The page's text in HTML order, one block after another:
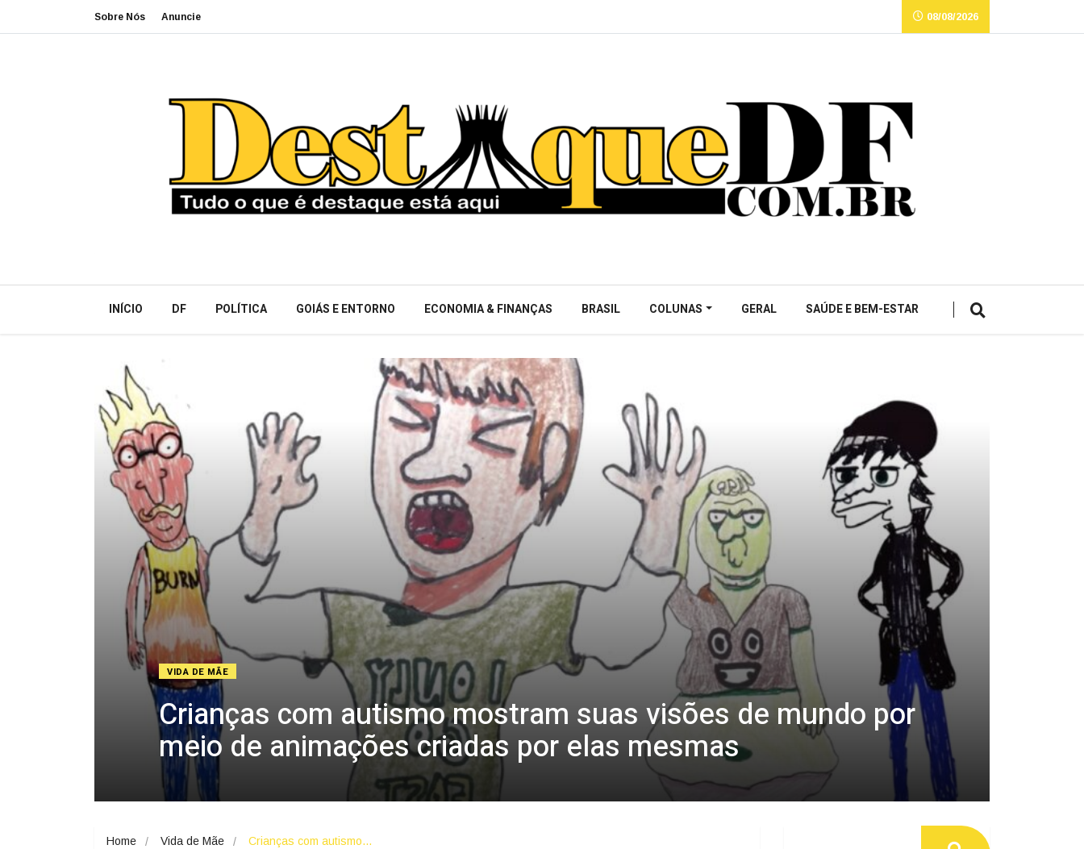
Sobre Nós Anuncie 08/08/2026
INÍCIO DF POLÍTICA GOIÁS E ENTORNO ECONOMIA & FINANÇAS BRASIL COLUNAS GERAL SAÚDE E BEM-ESTAR
VIDA DE MÃE
Crianças com autismo mostram suas visões de mundo por
meio de animações criadas por elas mesmas
Home Vida de Mãe Crianças com autismo…